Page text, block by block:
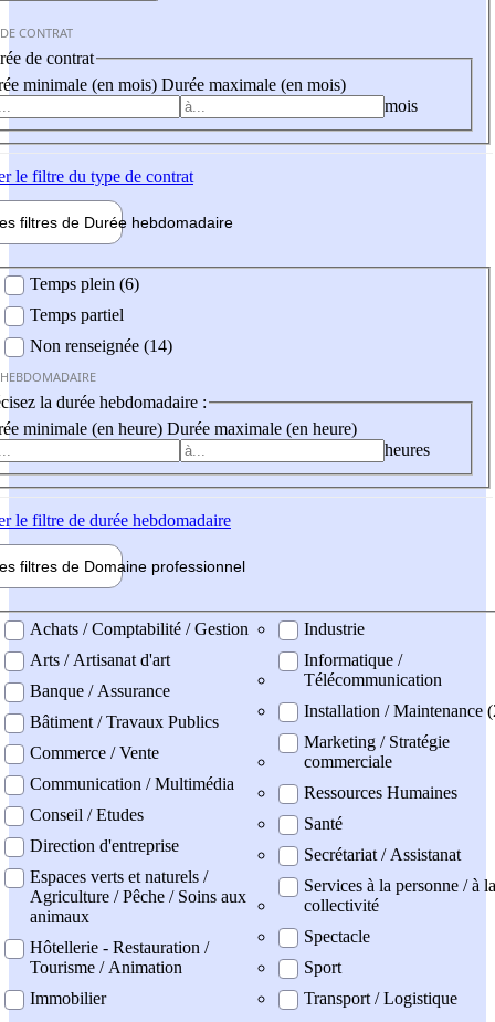
CONTRAT
de contrat
minimale (en mois) Durée maximale (en mois)
mois
le filtre du type de contrat
filtres de Durée hebdomadaire
Temps plein (6)
Temps partiel
Non renseignée (14)
la durée hebdomadaire :
minimale (en heure) Durée maximale (en heure)
heures
le filtre de durée hebdomadaire
filtres de Domaine professionnel
professionel
Achats / Comptabilité / Gestion
Arts / Artisanat d'art
Banque / Assurance
Bâtiment / Travaux Publics
Commerce / Vente
Communication / Multimédia
Conseil / Etudes
Direction d'entreprise
Espaces verts et naturels /
Agriculture / Pêche / Soins aux
animaux
Hôtellerie - Restauration /
Tourisme / Animation
Immobilier
Industrie
Informatique /
Télécommunication
Installation / Maintenance
Marketing / Stratégie
commerciale
Ressources Humaines
Santé
Secrétariat / Assistanat
Services à la personne / à la
collectivité
Spectacle
Sport
Transport / Logistique